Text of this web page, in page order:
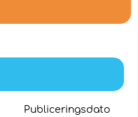
Publiceringsdato